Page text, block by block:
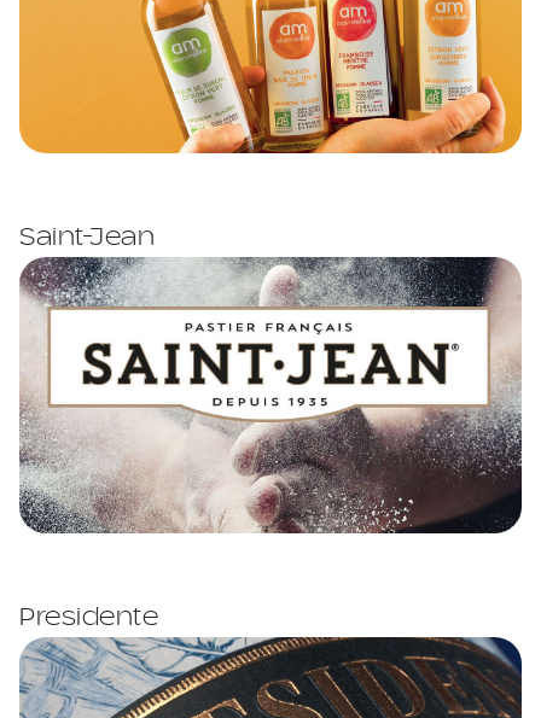
Saint-Jean
Presidente